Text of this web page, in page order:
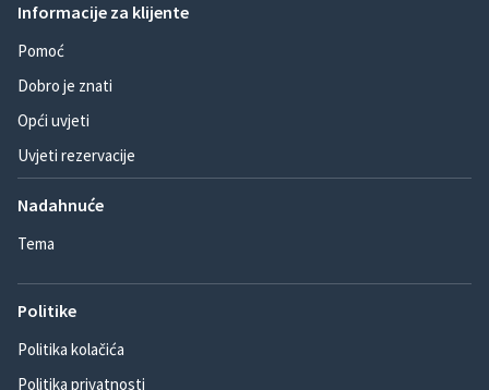
Informacije za klijente
Pomoć
Dobro je znati
Opći uvjeti
Uvjeti rezervacije
Nadahnuće
Tema
Politike
Politika kolačića
Politika privatnosti